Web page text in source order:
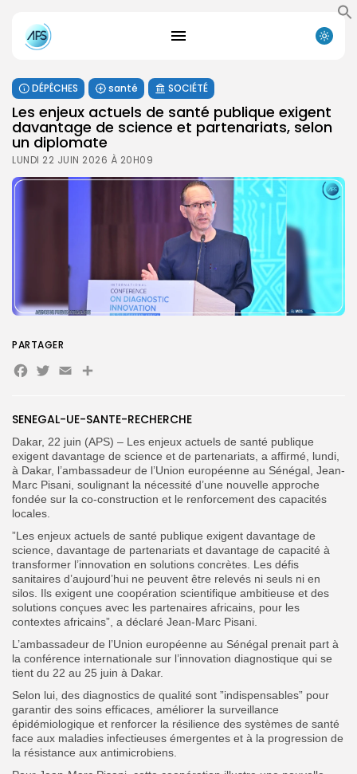
Search
for:
FR
DÉPÊCHES santé SOCIÉTÉ
Les enjeux actuels de santé publique exigent
davantage de science et partenariats, selon
un diplomate
LUNDI 22 JUIN 2026 À 20H09
SENEGAL-UE-SANTE-RECHERCHE
Dakar, 22 juin (APS) – Les enjeux actuels de santé publique
exigent davantage de science et de partenariats, a affirmé, lundi,
à Dakar, l’ambassadeur de l’Union européenne au Sénégal, Jean-
Marc Pisani, soulignant la nécessité d’une nouvelle approche
fondée sur la co-construction et le renforcement des capacités
locales.
”Les enjeux actuels de santé publique exigent davantage de
science, davantage de partenariats et davantage de capacité à
transformer l’innovation en solutions concrètes. Les défis
sanitaires d’aujourd’hui ne peuvent être relevés ni seuls ni en
silos. Ils exigent une coopération scientifique ambitieuse et des
solutions conçues avec les partenaires africains, pour les
contextes africains”, a déclaré Jean-Marc Pisani.
L’ambassadeur de l’Union européenne au Sénégal prenait part à
la conférence internationale sur l’innovation diagnostique qui se
tient du 22 au 25 juin à Dakar.
Selon lui, des diagnostics de qualité sont ”indispensables” pour
garantir des soins efficaces, améliorer la surveillance
épidémiologique et renforcer la résilience des systèmes de santé
face aux maladies infectieuses émergentes et à la progression de
la résistance aux antimicrobiens.
PARTAGER
Facebook
Twitter
EmailPartager